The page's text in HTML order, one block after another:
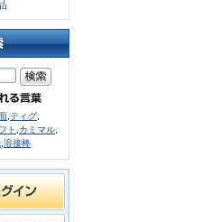
ティグ
ト カミマル
溶接棒